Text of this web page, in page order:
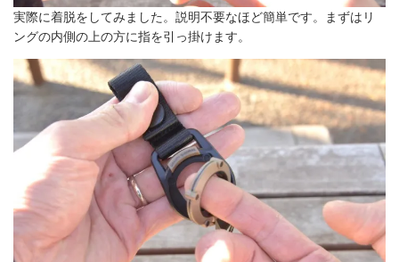
実際に着脱をしてみました。説明不要なほど簡単です。まずはリ
ングの内側の上の方に指を引っ掛けます。